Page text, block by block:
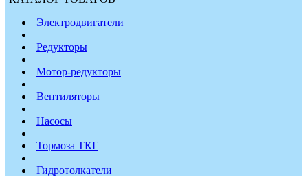
Электродвигатели
Редукторы
Мотор-редукторы
Вентиляторы
Насосы
Тормоза ТКГ
Гидротолкатели